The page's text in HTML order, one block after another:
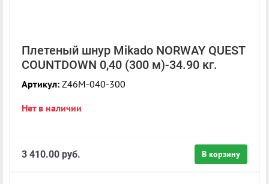
Плетеный шнур Mikado NORWAY QUEST
COUNTDOWN 0,40 (300 м)-34.90 кг.
Артикул: Z46M-040-300
Нет в наличии
В корзину
3 410.00 руб.